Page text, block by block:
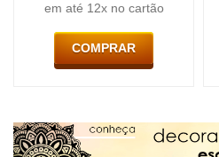
em até 12x no cartão
COMPRAR